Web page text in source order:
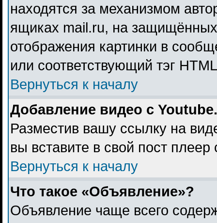
находятся за механизмом
ящиках mail.ru, на
отображения картинки в
или соответствующий тэг
Вернуться к началу
Добавление видео с
Разместив вашу ссылку на
вы вставите в свой пост плеер
Вернуться к началу
Что такое «Объявление»?
Объявление чаще всего